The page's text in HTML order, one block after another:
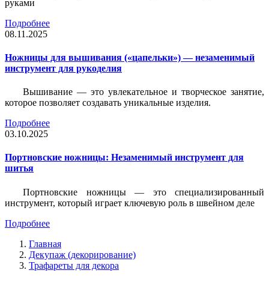
руками
Подробнее
08.11.2025
Ножницы для вышивания («цапельки») — незаменимый
инструмент для рукоделия
Вышивание — это увлекательное и творческое занятие,
которое позволяет создавать уникальные изделия.
Подробнее
03.10.2025
Портновские ножницы: Незаменимый инструмент для
шитья
Портновские ножницы — это специализированный
инструмент, который играет ключевую роль в швейном деле
Подробнее
Главная
Декупаж (декорирование)
Трафареты для декора